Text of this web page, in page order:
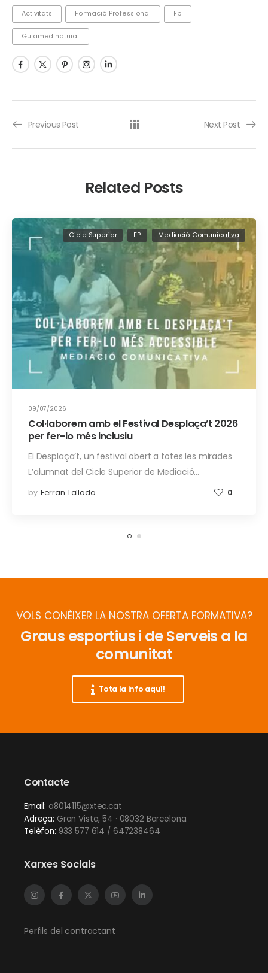
Activitats Formació Professional Fp
Guiamedinatural
Previous Post Next Post
Related Posts
09/07/2026
Cicle Superior FP Mediació Comunicativa
Col·laborem amb el Festival Desplaça’t 2026
per fer-lo més inclusiu
El Desplaça’t, un festival obert a totes les mirades
L’alumnat del Cicle Superior de Mediació…
by Ferran Tallada 0
VOLS CONÈIXER LA NOSTRA OFERTA FORMATIVA?
Graus esportius i de Serveis a la
comunitat
Tota la info aquí!
Contacte
Email: a8014115@xtec.cat
Adreça: Gran Vista, 54 · 08032 Barcelona.
Telèfon: 933 577 614 / 647238464
Xarxes Socials
Perfils del contractant